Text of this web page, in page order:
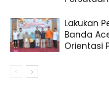
Lakukan
Banda
Orientasi